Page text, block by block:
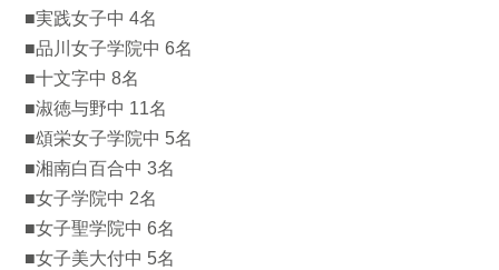
■実践女子中 4名
■品川女子学院中 6名
■十文字中 8名
■淑徳与野中 11名
■頌栄女子学院中 5名
■湘南白百合中 3名
■女子学院中 2名
■女子聖学院中 6名
■女子美大付中 5名